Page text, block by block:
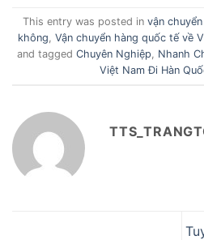
This entry was posted in vận
không Vận chuyển hàng quốc tế về
and tagged Chuyên Nghiệp Nhanh
Việt Nam Đi Hàn